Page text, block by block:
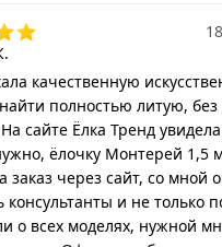
качественную
полностью литую, без
сайте Ёлка Тренд
ёлочку Монтерей 1,5
через сайт, со мной
консультанты и не только
о всех моделях, нужной